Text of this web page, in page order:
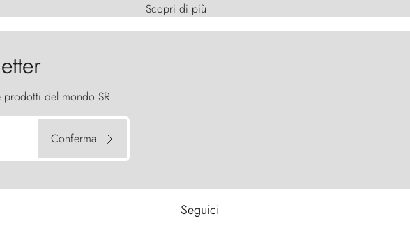
Scopri di più
prodotti del mondo SR
Conferma
Seguici